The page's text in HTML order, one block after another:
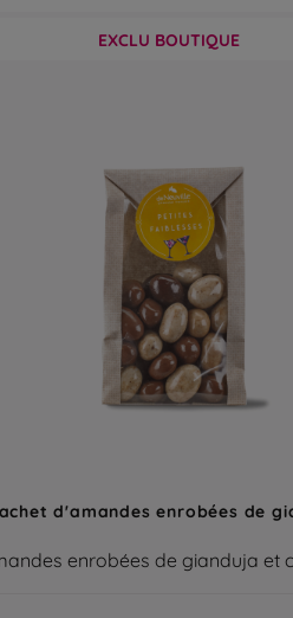
EXCLU BOUTIQUE
d'amandes enrobées de
enrobées de gianduja et